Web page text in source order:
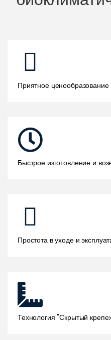
Приятное ценообразование
Быстрое изготовление и
Простота в уходе и
Технология "Скрытый